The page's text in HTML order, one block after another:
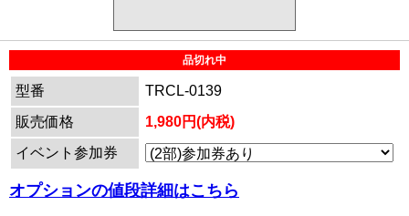
品切れ中
型番
TRCL-0139
販売価格
1,980円(内税)
イベント参加券
オプションの値段詳細はこちら